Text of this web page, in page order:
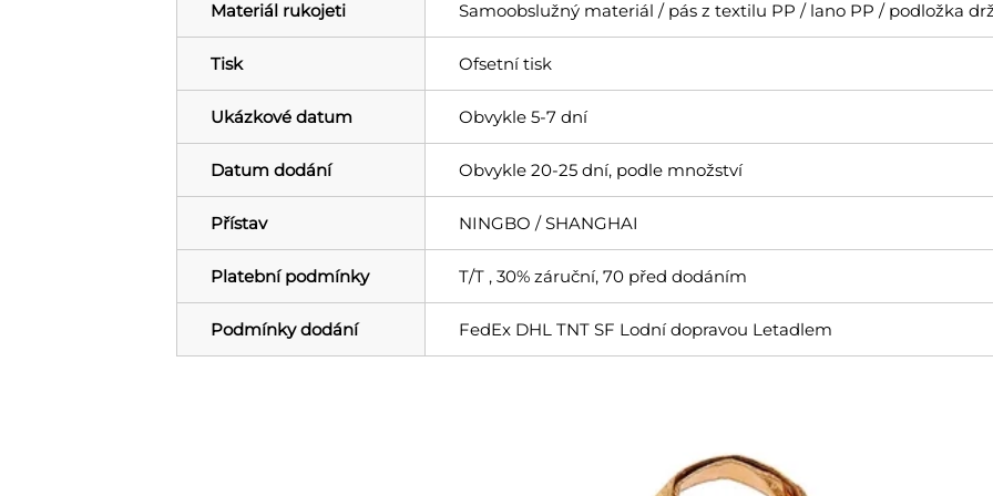
Materiál rukojeti Samoobslužný materiál / pás z textilu PP / lano PP / podložka
Tisk Ofsetní tisk
Ukázkové datum Obvykle 5-7 dní
Datum dodání Obvykle 20-25 dní, podle množství
Přístav NINGBO / SHANGHAI
Platební podmínky T/T , 30% záruční, 70 před dodáním
Podmínky dodání FedEx DHL TNT SF Lodní dopravou Letadlem